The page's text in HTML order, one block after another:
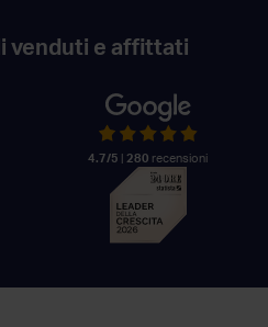
venduti e affittati
4.7/5 280 recensioni